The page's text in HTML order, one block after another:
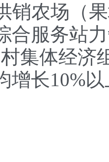
销农场（
合服务站
集体经济
增长10%